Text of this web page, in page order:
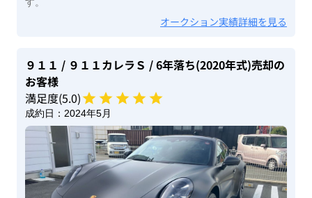
オークション実績詳細を見る
９１１ / ９１１カレラＳ / 6年落ち(2020年式)売却の
お客様
満足度(5.0)
成約日： 2024年5月